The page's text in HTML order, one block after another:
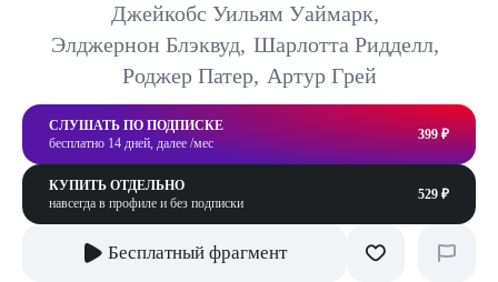
Джейкобс Уильям Уаймарк,
Элджернон Блэквуд, Шарлотта Ридделл,
Роджер Патер, Артур Грей
СЛУШАТЬ ПО ПОДПИСКЕ
бесплатно 14 дней, далее /мес
399 ₽
КУПИТЬ ОТДЕЛЬНО
навсегда в профиле и без подписки
529 ₽
Бесплатный фрагмент